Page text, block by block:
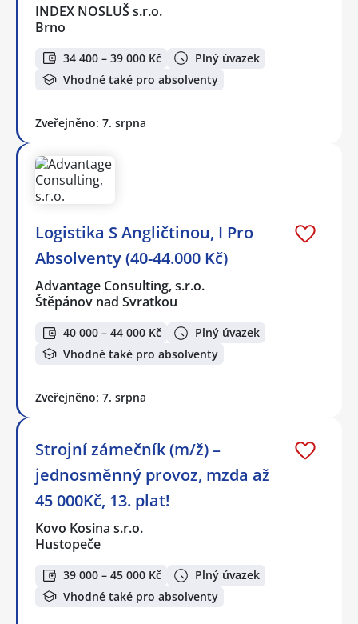
INDEX NOSLUŠ s.r.o.
Brno
34 400 – 39 000 Kč
Plný úvazek
Vhodné také pro absolventy
Zveřejněno: 7. srpna
Logistika S Angličtinou, I Pro
Absolventy (40-44.000 Kč)
Advantage Consulting, s.r.o.
Štěpánov nad Svratkou
40 000 – 44 000 Kč
Plný úvazek
Vhodné také pro absolventy
Zveřejněno: 7. srpna
Strojní zámečník (m/ž) –
jednosměnný provoz, mzda až
45 000Kč, 13. plat!
Kovo Kosina s.r.o.
Hustopeče
39 000 – 45 000 Kč
Plný úvazek
Vhodné také pro absolventy